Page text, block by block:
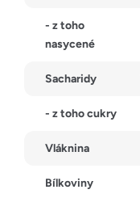
- z toho
nasycené
Sacharidy
- z toho cukry
Vláknina
Bílkoviny